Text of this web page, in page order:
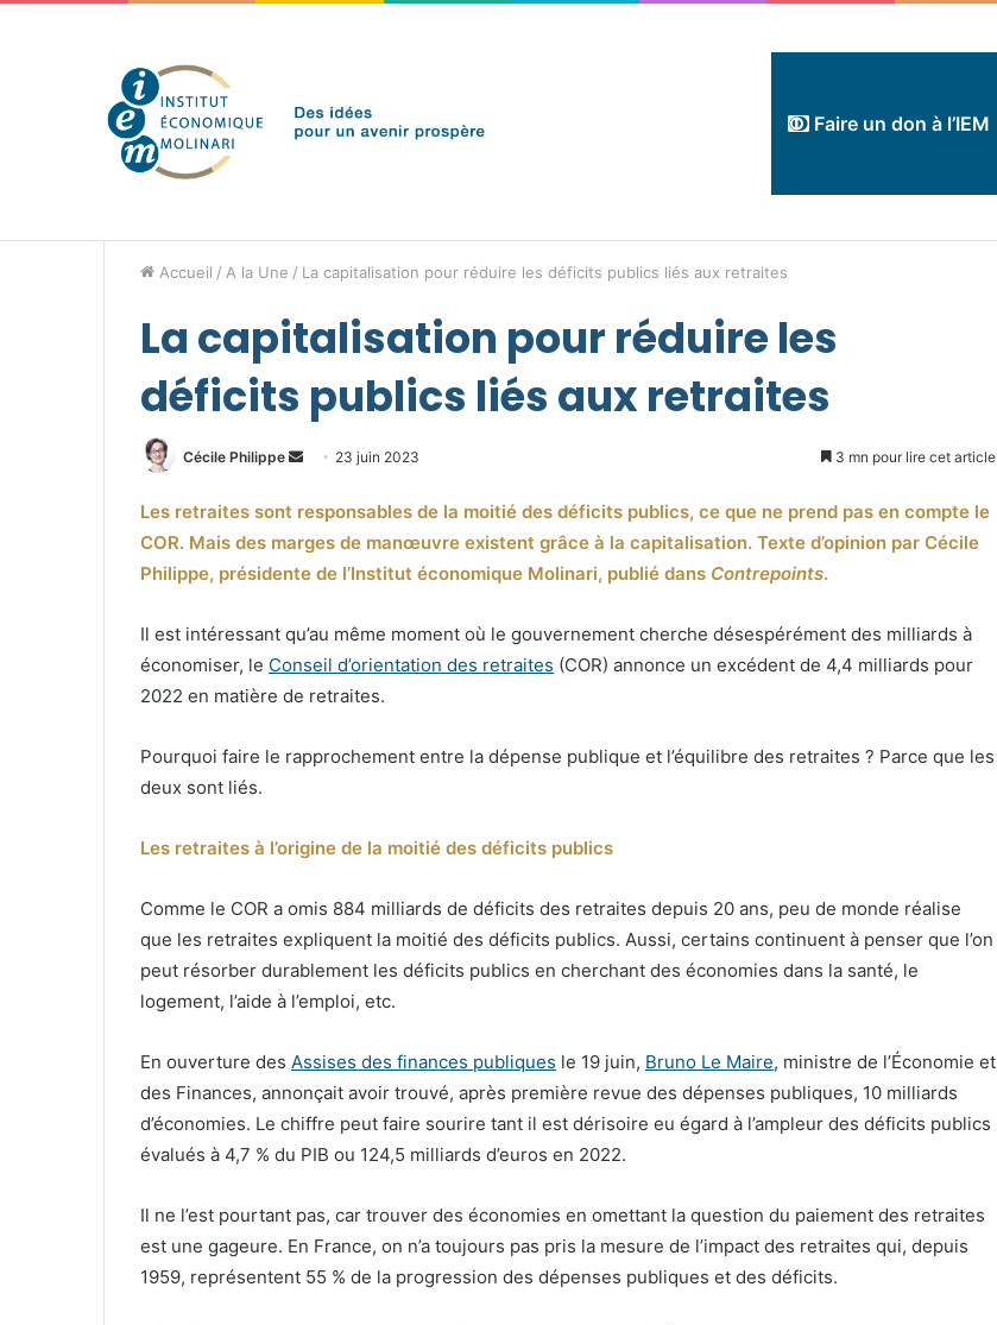
Faire un don à l’IEM
Accueil / A la Une / La capitalisation pour réduire les déficits publics liés aux retraites
La capitalisation pour réduire les
déficits publics liés aux retraites
Cécile Philippe
Envoyer
courriel
23 juin 2023 3 mn pour lire cet article
Les retraites sont responsables de la moitié des déficits publics, ce que ne prend pas en compte le
COR. Mais des marges de manœuvre existent grâce à la capitalisation. Texte d’opinion par Cécile
Philippe, présidente de l’Institut économique Molinari, publié dans Contrepoints.
Il est intéressant qu’au même moment où le gouvernement cherche désespérément des milliards à
économiser, le Conseil d’orientation des retraites (COR) annonce un excédent de 4,4 milliards pour
2022 en matière de retraites.
Pourquoi faire le rapprochement entre la dépense publique et l’équilibre des retraites ? Parce que les
deux sont liés.
Les retraites à l’origine de la moitié des déficits publics
Comme le COR a omis 884 milliards de déficits des retraites depuis 20 ans, peu de monde réalise
que les retraites expliquent la moitié des déficits publics. Aussi, certains continuent à penser que l’on
peut résorber durablement les déficits publics en cherchant des économies dans la santé, le
logement, l’aide à l’emploi, etc.
En ouverture des Assises des finances publiques le 19 juin, Bruno Le Maire, ministre de l’Économie et
des Finances, annonçait avoir trouvé, après première revue des dépenses publiques, 10 milliards
d’économies. Le chiffre peut faire sourire tant il est dérisoire eu égard à l’ampleur des déficits publics
évalués à 4,7 % du PIB ou 124,5 milliards d’euros en 2022.
Il ne l’est pourtant pas, car trouver des économies en omettant la question du paiement des retraites
est une gageure. En France, on n’a toujours pas pris la mesure de l’impact des retraites qui, depuis
1959, représentent 55 % de la progression des dépenses publiques et des déficits.